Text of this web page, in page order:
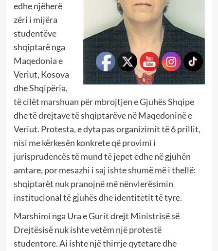
edhe njëherë
zëri i mijëra
studentëve
shqiptarë nga
Maqedonia e
Veriut, Kosova
dhe Shqipëria,
të cilët marshuan për mbrojtjen e Gjuhës Shqipe
dhe të drejtave të shqiptarëve në Maqedoninë e
Veriut. Protesta, e dyta pas organizimit të 6 prillit,
nisi me kërkesën konkrete që provimi i
jurisprudencës të mund të jepet edhe në gjuhën
amtare, por mesazhi i saj ishte shumë më i thellë:
shqiptarët nuk pranojnë më nënvlerësimin
institucional të gjuhës dhe identitetit të tyre.
Marshimi nga Ura e Gurit drejt Ministrisë së
Drejtësisë nuk ishte vetëm një protestë
studentore. Ai ishte një thirrje qytetare dhe